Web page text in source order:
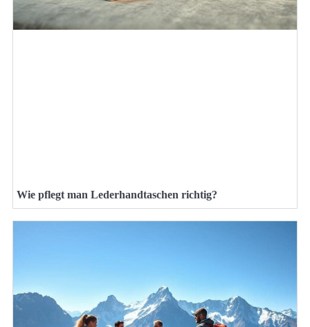
Wie pflegt man Lederhandtaschen richtig?